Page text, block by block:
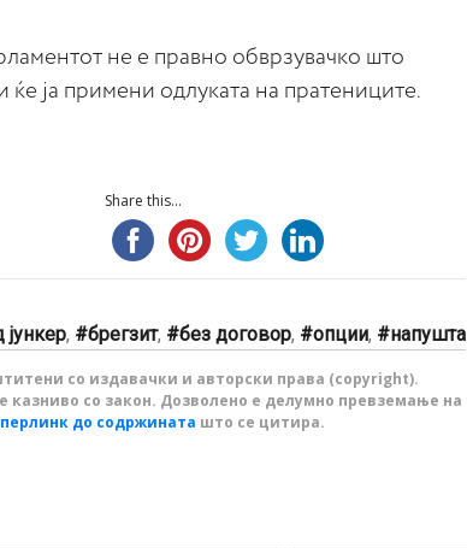
не е правно обврзувачко што
ќе ја примени одлуката на пратениците.
Share this...
, брегзит, без договор, опции, напушта
со издавачки и авторски права (copyright).
казниво со закон. Дозволено е делумно превземање на
до содржината што се цитира.